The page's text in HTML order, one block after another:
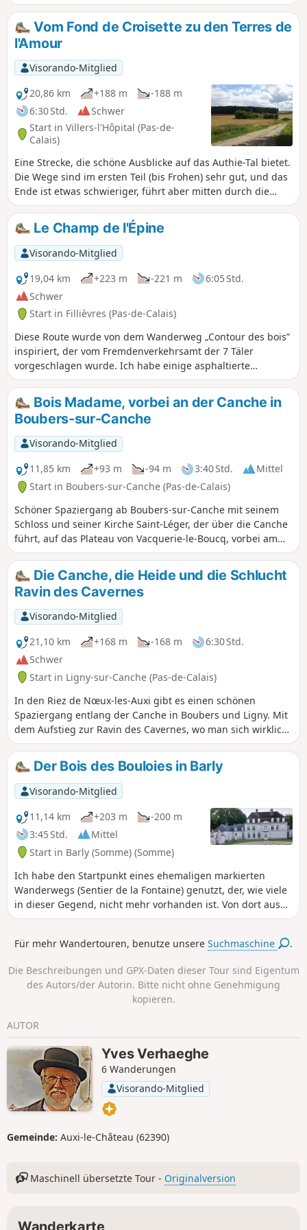
de Nœux ist ein Naturschutzgebiet. Vor allem im Frühling
findet man dort wunderschöne Orchideen. Natürlich nicht
pflücken! Diese Route umfasst einen großen Teil des
„Sentier de l'Étoile”, von dem einige Streckenabschnitte zu
finden sind, jedoch keine Beschreibung. Außerdem ist die
Beschilderung minimalistisch (vielleicht sogar im Mai 2025
verschwunden). Die Barrieren befinden sich in der Nähe
des Zauns auf der rechten Seite Bevor Sie diese Route in
Angriff nehmen, empfehle ich Ihnen, sich die beiden Videos
anzusehen, deren Links Sie in Denis' Kommentar finden.
Vom Fond de Croisette zu den Terres de
l'Amour
Visorando-Mitglied
20,86 km
+188 m
-188 m
6:30 Std.
Schwer
Start in Villers-l'Hôpital (Pas-de-
Calais)
Eine Strecke, die schöne Ausblicke auf das Authie-Tal bietet.
Die Wege sind im ersten Teil (bis Frohen) sehr gut, und das
Ende ist etwas schwieriger, führt aber mitten durch die
Natur.
Le Champ de l'Épine
Visorando-Mitglied
19,04 km
+223 m -221 m
6:05 Std.
Schwer
Start in Fillièvres (Pas-de-Calais)
Diese Route wurde von dem Wanderweg „Contour des bois”
inspiriert, der vom Fremdenverkehrsamt der 7 Täler
vorgeschlagen wurde. Ich habe einige asphaltierte
Abschnitte entfernt und einige Wege hinzugefügt. Sie
begeben sich auf einen Tag in der freien Natur.
Bois Madame, vorbei an der Canche in
Boubers-sur-Canche
Visorando-Mitglied
11,85 km
+93 m -94 m 3:40 Std.
Mittel
Start in Boubers-sur-Canche (Pas-de-Calais)
Schöner Spaziergang ab Boubers-sur-Canche mit seinem
Schloss und seiner Kirche Saint-Léger, der über die Canche
führt, auf das Plateau von Vacquerie-le-Boucq, vorbei am
Bois Madame, und dann der Abstieg entlang des Bois des
Avents bis nach Boubers-sur-Canche.
Die Canche, die Heide und die Schlucht
Ravin des Cavernes
Visorando-Mitglied
21,10 km
+168 m -168 m
6:30 Std.
Schwer
Start in Ligny-sur-Canche (Pas-de-Calais)
In den Riez de Nœux-les-Auxi gibt es einen schönen
Spaziergang entlang der Canche in Boubers und Ligny. Mit
dem Aufstieg zur Ravin des Cavernes, wo man sich wirklich
in einer anderen Welt befindet (jetzt noch mehr, mit dem
endgültigen Chaos). Die Strecke wird in der Regenzeit im
Riez und in der Schlucht sehr schwierig.
Der Bois des Bouloies in Barly
Visorando-Mitglied
11,14 km
+203 m
-200 m
3:45 Std.
Mittel
Start in Barly (Somme) (Somme)
Ich habe den Startpunkt eines ehemaligen markierten
Wanderwegs (Sentier de la Fontaine) genutzt, der, wie viele
in dieser Gegend, nicht mehr vorhanden ist. Von dort aus
durchquert man den Bois des Bouloies, und nach der
breiten Feldwegen. Auf dem Platz kann man picknicken.
départ de Barly“ fortsetzen, sodass insgesamt 20 km
zurückgelegt werden.
Für mehr Wandertouren, benutze unsereSuchmaschine .
Die Beschreibungen und GPX-Daten dieser Tour sind Eigentum
des Autors/der Autorin. Bitte nicht ohne Genehmigung
kopieren.
AUTOR
Yves Verhaeghe
6 Wanderungen
Visorando-Mitglied
Gemeinde: Auxi-le-Château (62390)
Maschinell übersetzte Tour - Originalversion
Wanderkarte